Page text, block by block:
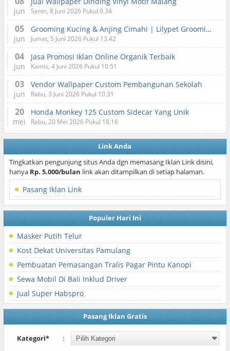
jun Senin, 8 Juni 2026 Pukul 9.34
05
jun
Grooming Kucing & Anjing Cimahi | Lilypet Grooming & Pet Hotel
Jumat, 5 Juni 2026 Pukul 13.42
04
jun
Jasa Promosi Iklan Online Organik Terbaik
Kamis, 4 Juni 2026 Pukul 10.51
03
jun
Vendor Wallpaper Custom Pembangunan Sekolah
Rabu, 3 Juni 2026 Pukul 10.31
20
mei
Honda Monkey 125 Custom Sidecar Yang Unik
Rabu, 20 Mei 2026 Pukul 18.16
Link Anda
Tingkatkan pengunjung situs Anda dgn memasang Iklan Link disini,
hanya Rp. 5.000/bulan link akan ditampilkan di setiap halaman.
Pasang Iklan Link
Populer Hari Ini
Masker Putih Telur
Kost Dekat Universitas Pamulang
Pembuatan Pemasangan Tralis Pagar Pintu Kanopi
Sewa Mobil Di Bali Inklud Driver
Jual Super Habspro
Pasang Iklan Gratis
Kategori* :